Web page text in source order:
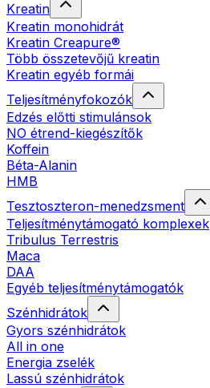
Kreatin
Kreatin monohidrát
Kreatin Creapure®
Több összetevőjű kreatin
Kreatin egyéb formái
Teljesítményfokozók
Edzés előtti stimulánsok
NO étrend-kiegészítők
Koffein
Béta-Alanin
HMB
Tesztoszteron-menedzsment
Teljesítménytámogató komplexek
Tribulus Terrestris
Maca
DAA
Egyéb teljesítménytámogatók
Szénhidrátok
Gyors szénhidrátok
All in one
Energia zselék
Lassú szénhidrátok